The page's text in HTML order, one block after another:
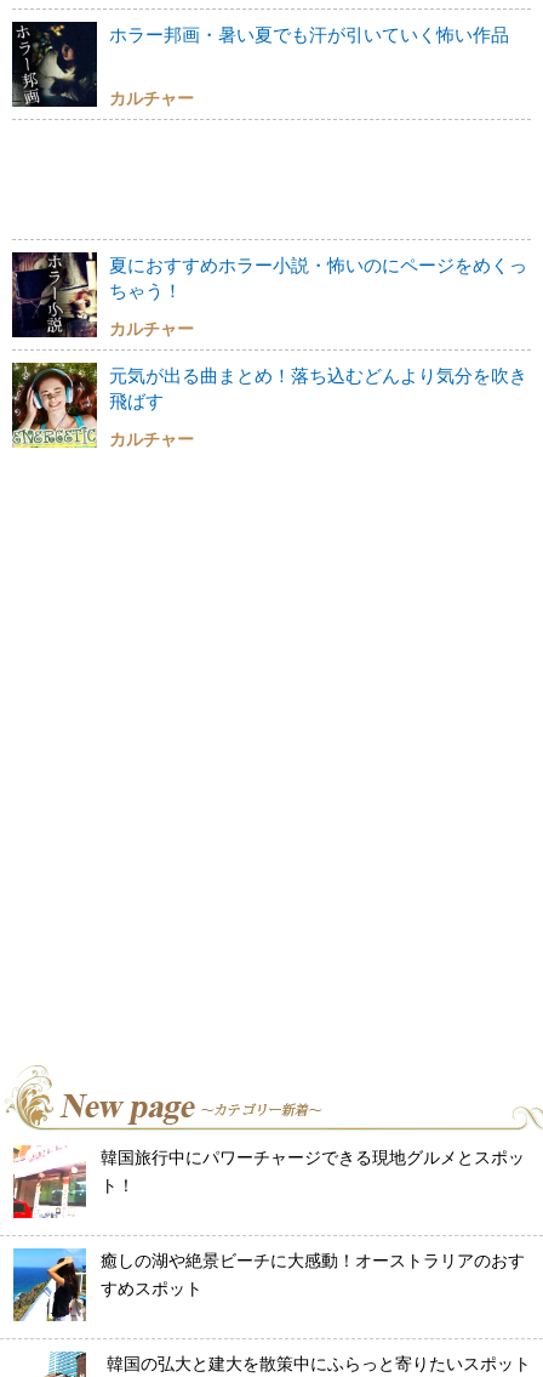
ホラー邦画・暑い夏でも汗が引いていく怖い作品
カルチャー
夏におすすめホラー小説・怖いのにページをめくっ
ちゃう！
カルチャー
元気が出る曲まとめ！落ち込むどんより気分を吹き
飛ばす
カルチャー
韓国旅行中にパワーチャージできる現地グルメとスポッ
ト！
癒しの湖や絶景ビーチに大感動！オーストラリアのおす
すめスポット
韓国の弘大と建大を散策中にふらっと寄りたいスポット